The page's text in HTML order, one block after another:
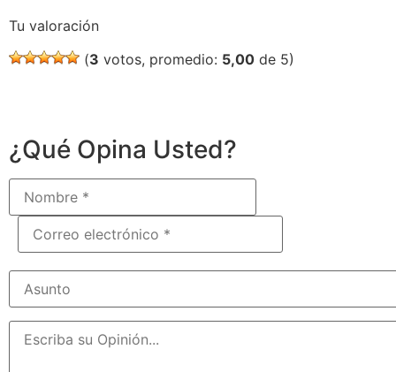
Tu valoración
(3 votos, promedio: 5,00 de 5)
¿Qué Opina Usted?